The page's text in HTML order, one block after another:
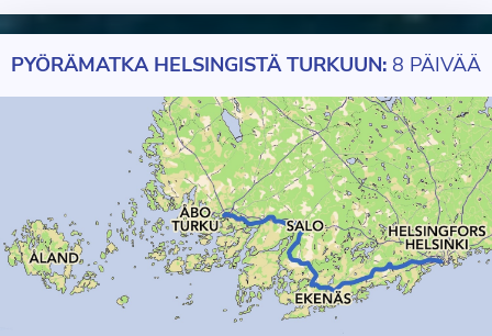
PYÖRÄMATKA HELSINGISTÄ TURKUUN: 8 PÄIVÄÄ